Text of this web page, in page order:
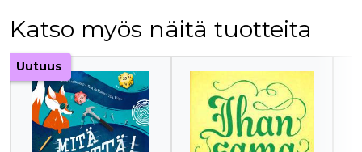
Katso myös näitä tuotteita
Tuoteluettelon alku
Uutuus